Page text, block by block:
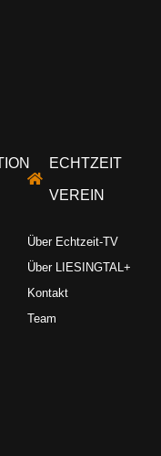
ECHTZEIT
VEREIN
Über Echtzeit-TV
Über LIESINGTAL+
Kontakt
Team